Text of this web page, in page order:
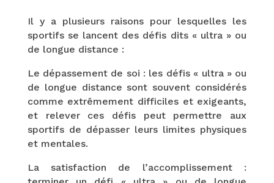
Il y a plusieurs raisons pour lesquelles les
sportifs se lancent des défis dits « ultra » ou
de longue distance :
Le dépassement de soi : les défis « ultra » ou
de longue distance sont souvent considérés
comme extrêmement difficiles et exigeants,
et relever ces défis peut permettre aux
sportifs de dépasser leurs limites physiques
et mentales.
La satisfaction de l’accomplissement :